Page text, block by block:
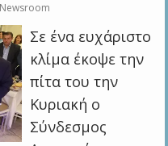
Σε ένα ευχάριστο
κλίμα έκοψε την
πίτα του την
Κυριακή ο
Σύνδεσμος